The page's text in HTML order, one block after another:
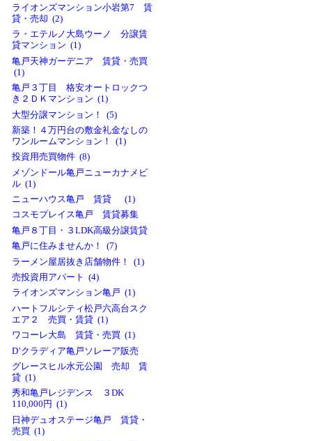
ライオンズマンション小岩第7 賃
貸・売却 (2)
ラ・エテルノ大島ウーノ 分譲賃
貸マンション (1)
亀戸天神ガーデニア 賃貸・売買
(1)
亀戸３丁目 格安オートロックつ
き２ＤＫマンション (1)
大型分譲マンション！ (5)
新築！４万円台の敷金礼金なしの
ワンルームマンション！ (1)
投資用売買物件 (8)
メゾンドール亀戸ニューカナメビ
ル (1)
ニューハウス亀戸 賃貸 (1)
コスモプレイス亀戸 賃貸募集
亀戸８丁目・３LDK高級分譲賃貸
亀戸に住みませんか！ (7)
ラーメン屋居抜き店舗物件！ (1)
売投資用アパート (4)
ライオンズマンション亀戸 (1)
ハートフルシティ松戸六高台スク
エア２ 売買・賃貸 (1)
ワコーレ大島 賃貸・売買 (1)
D’クラディア亀戸ソレーア販売
グレースヒル水元公園 売却 賃
貸 (1)
秀和亀戸レジデンス ３DK
110,000円 (1)
日神デュオステージ亀戸 賃貸・
売買 (1)